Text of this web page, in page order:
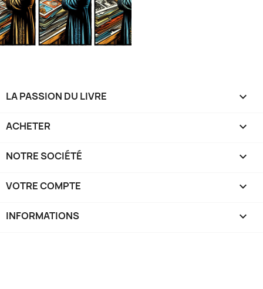
LA PASSION DU LIVRE 
ACHETER 
NOTRE SOCIÉTÉ 
VOTRE COMPTE 
INFORMATIONS keyboard_arrow_down